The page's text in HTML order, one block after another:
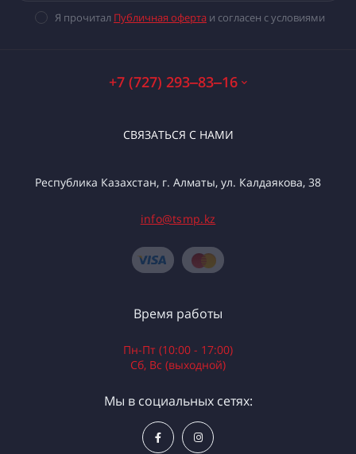
Я прочитал Публичная оферта и согласен с условиями
+7 (727) 293‒83‒16
СВЯЗАТЬСЯ С НАМИ
Республика Казахстан, г. Алматы, ул. Калдаякова, 38
info@tsmp.kz
Время работы
Пн-Пт (10:00 - 17:00)
Сб, Вс (выходной)
Мы в социальных сетях: